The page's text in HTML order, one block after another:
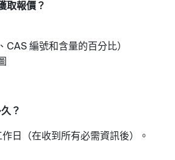
取報價？
CAS 編號和含量的百分比）
？
作日（在收到所有必需資訊後）。